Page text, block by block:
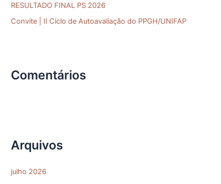
r
:
RESULTADO FINAL PS 2026
Convite | II Ciclo de Autoavaliação do PPGH/UNIFAP
Comentários
Arquivos
julho 2026